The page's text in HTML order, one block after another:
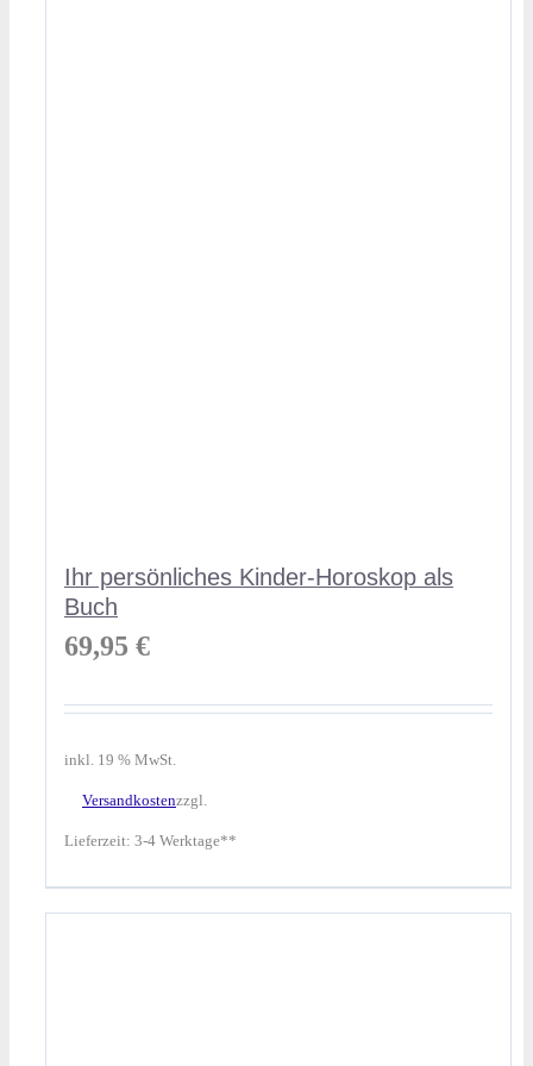
Ihr persönliches Kinder-Horoskop als
Buch
69,95 €
inkl. 19 % MwSt.
zzgl.
Versandkosten
Lieferzeit: 3-4 Werktage**